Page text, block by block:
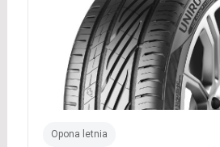
Opona letnia